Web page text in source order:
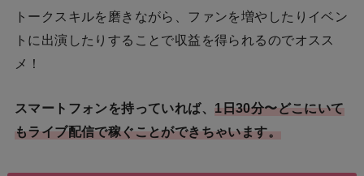
トークスキルを磨きながら、ファンを増やしたりイベン
トに出演したりすることで収益を得られるのでオスス
メ！
スマートフォンを持っていれば、 1日30分〜どこにいて
もライブ配信で稼ぐことができちゃいます。